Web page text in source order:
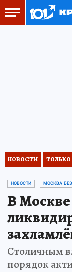
НОВОСТИ ТОЛЬКО
НОВОСТИ МОСКВА
В Москве
Столичным
порядок